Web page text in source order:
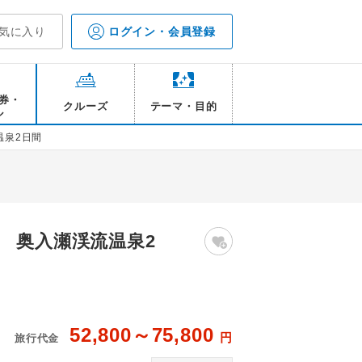
に入り ログイン・会員登録
・
クルーズ テーマ・目的
泉2日間
奥入瀬渓流温泉2
旅行代金 52,800～75,800 円